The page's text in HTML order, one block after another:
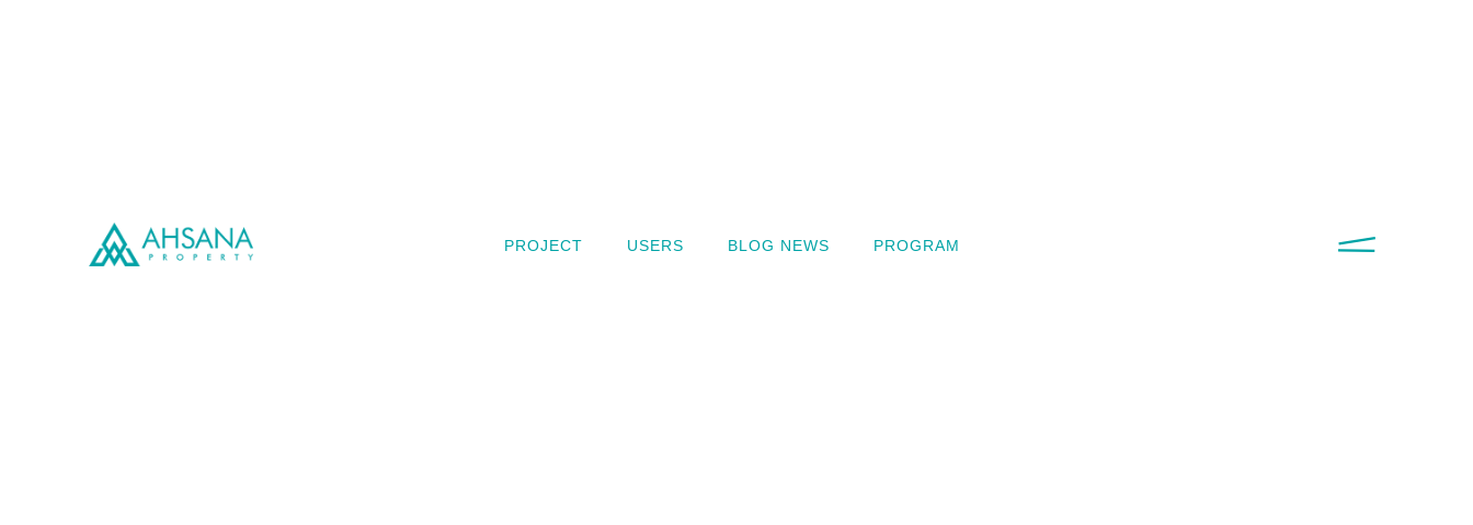
PROJECT USERS BLOG NEWS PROGRAM